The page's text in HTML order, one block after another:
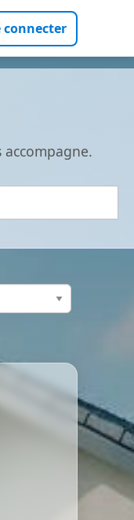
connecter